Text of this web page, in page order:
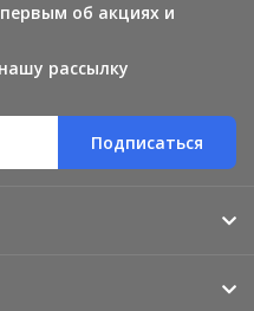
об акциях и
рассылку
Подписаться